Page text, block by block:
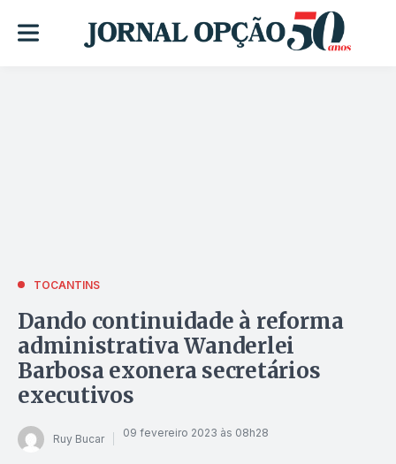
TOCANTINS
Dando continuidade à reforma
administrativa Wanderlei
Barbosa exonera secretários
executivos
Ruy Bucar 09 fevereiro 2023 às 08h28